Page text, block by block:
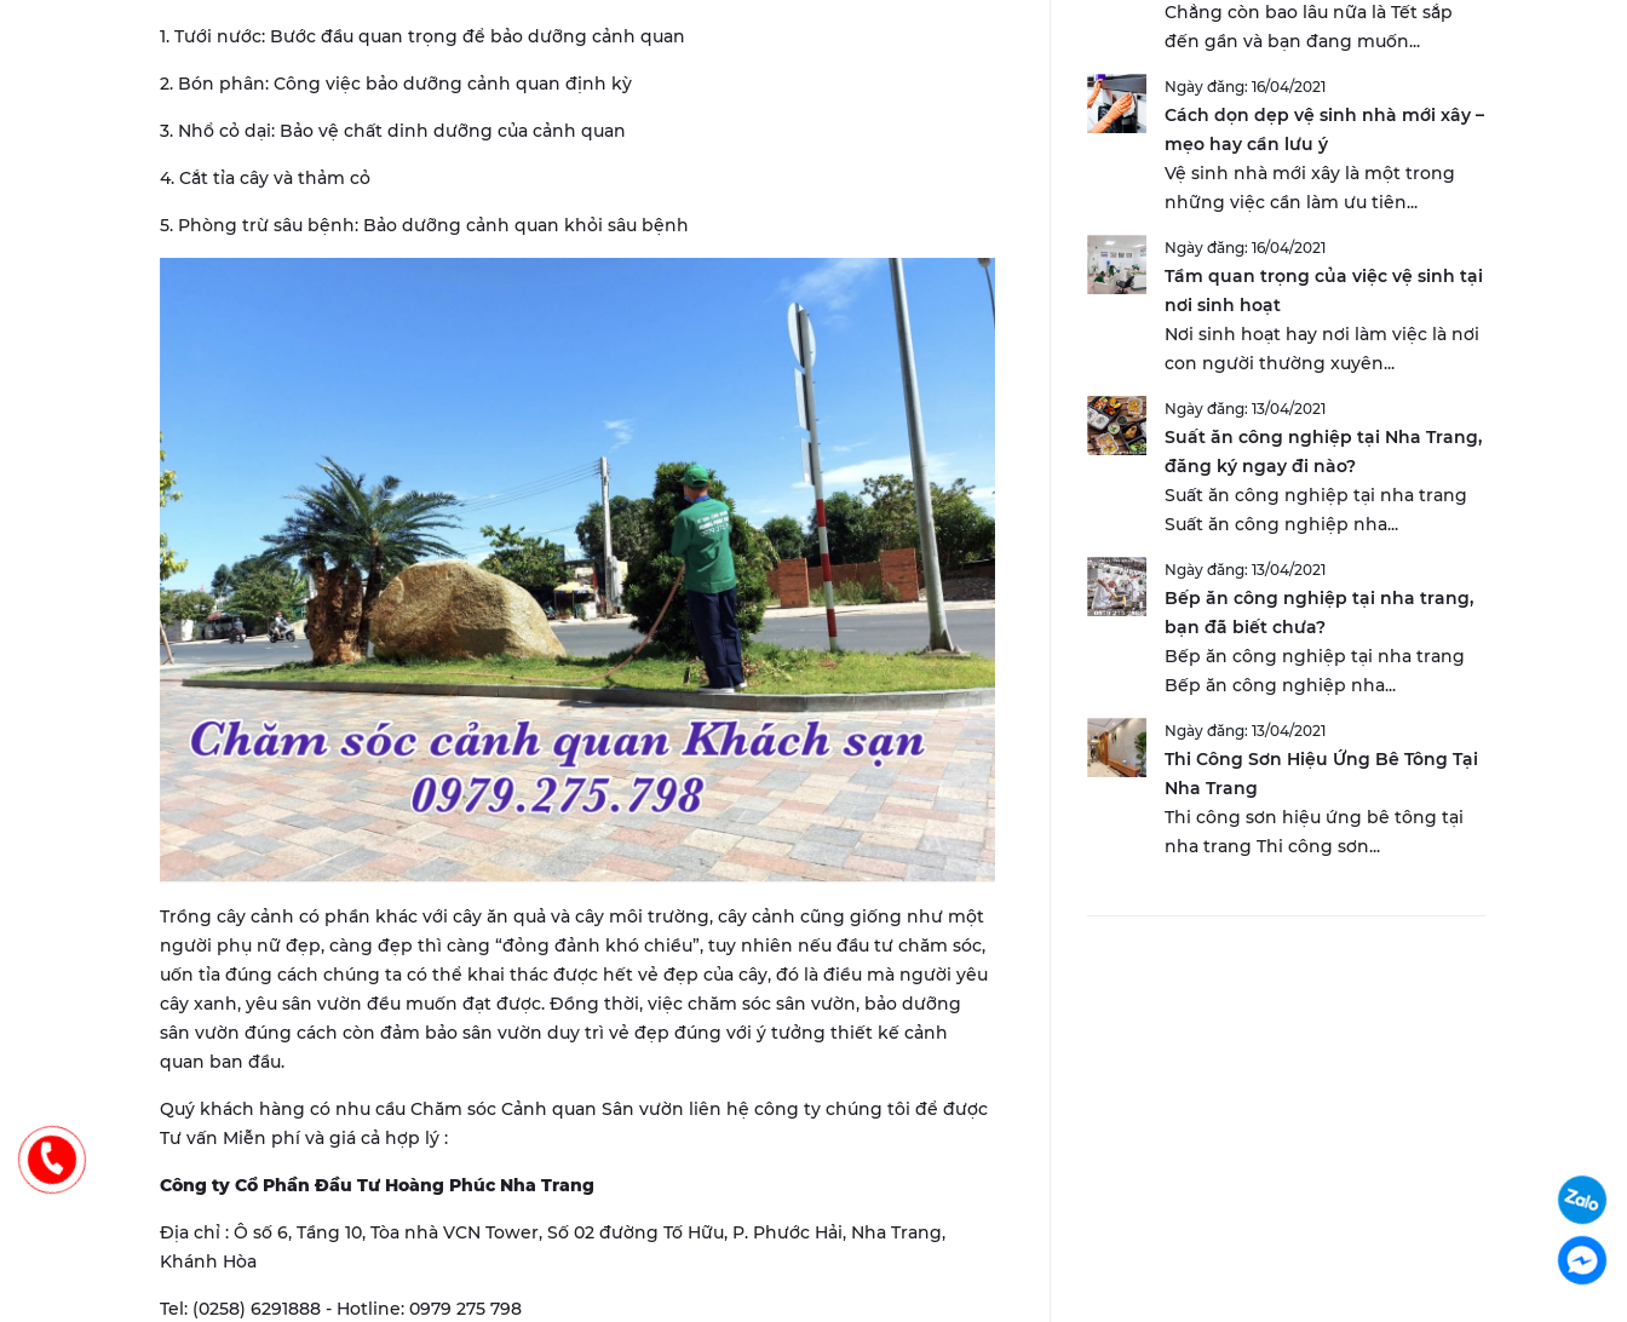
1. Tưới nước: Bước đầu quan trọng để bảo dưỡng cảnh quan
2. Bón phân: Công việc bảo dưỡng cảnh quan định kỳ
3. Nhổ cỏ dại: Bảo vệ chất dinh dưỡng của cảnh quan
4. Cắt tỉa cây và thảm cỏ
5. Phòng trừ sâu bệnh: Bảo dưỡng cảnh quan khỏi sâu bệnh
Trồng cây cảnh có phần khác với cây ăn quả và cây môi trường, cây cảnh cũng giống như một
người phụ nữ đẹp, càng đẹp thì càng “đỏng đảnh khó chiều”, tuy nhiên nếu đầu tư chăm sóc,
uốn tỉa đúng cách chúng ta có thể khai thác được hết vẻ đẹp của cây, đó là điều mà người yêu
cây xanh, yêu sân vườn đều muốn đạt được. Đồng thời, việc chăm sóc sân vườn, bảo dưỡng
sân vườn đúng cách còn đảm bảo sân vườn duy trì vẻ đẹp đúng với ý tưởng thiết kế cảnh
quan ban đầu.
Quý khách hàng có nhu cầu Chăm sóc Cảnh quan Sân vườn liên hệ công ty chúng tôi để được
Tư vấn Miễn phí và giá cả hợp lý :
Công ty Cổ Phần Đầu Tư Hoàng Phúc Nha Trang
Địa chỉ : Ô số 6, Tầng 10, Tòa nhà VCN Tower, Số 02 đường Tố Hữu, P. Phước Hải, Nha Trang,
Khánh Hòa
Tel: (0258) 6291888 - Hotline: 0979 275 798
Chẳng còn bao lâu nữa là Tết sắp
đến gần và bạn đang muốn...
Ngày đăng: 16/04/2021
Cách dọn dẹp vệ sinh nhà mới xây –
mẹo hay cần lưu ý
Vệ sinh nhà mới xây là một trong
những việc cần làm ưu tiên...
Ngày đăng: 16/04/2021
Tầm quan trọng của việc vệ sinh tại
nơi sinh hoạt
Nơi sinh hoạt hay nơi làm việc là nơi
con người thường xuyên...
Ngày đăng: 13/04/2021
Suất ăn công nghiệp tại Nha Trang,
đăng ký ngay đi nào?
Suất ăn công nghiệp tại nha trang
Suất ăn công nghiệp nha...
Ngày đăng: 13/04/2021
Bếp ăn công nghiệp tại nha trang,
bạn đã biết chưa?
Bếp ăn công nghiệp tại nha trang
Bếp ăn công nghiệp nha...
Ngày đăng: 13/04/2021
Thi Công Sơn Hiệu Ứng Bê Tông Tại
Nha Trang
Thi công sơn hiệu ứng bê tông tại
nha trang Thi công sơn...